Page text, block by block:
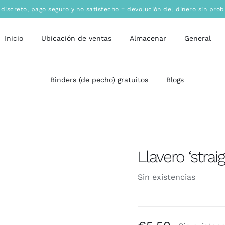
discreto, pago seguro y no satisfecho = devolución del dinero sin
Inicio Ubicación de ventas Almacenar General
Binders (de pecho) gratuitos Blogs
Llavero
Sin existencias